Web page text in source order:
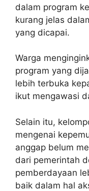
dalam program
kurang jelas
yang dicapai.
Warga
program yang
lebih terbuka
ikut mengawasi
Selain itu,
mengenai
anggap belum
dari pemerintah
pemberdayaan
baik dalam hal